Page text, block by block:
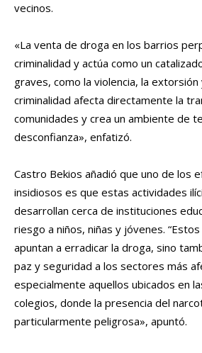
vecinos.
«La venta de droga en los barrios
criminalidad y actúa como un
graves, como la violencia, la
criminalidad afecta directamente la
comunidades y crea un ambiente de
desconfianza», enfatizó.
Castro Bekios añadió que uno de los
insidiosos es que estas actividades
desarrollan cerca de instituciones
riesgo a niños, niñas y jóvenes.
apuntan a erradicar la droga, sino
paz y seguridad a los sectores más
especialmente aquellos ubicados en
colegios, donde la presencia del
particularmente peligrosa», apuntó.